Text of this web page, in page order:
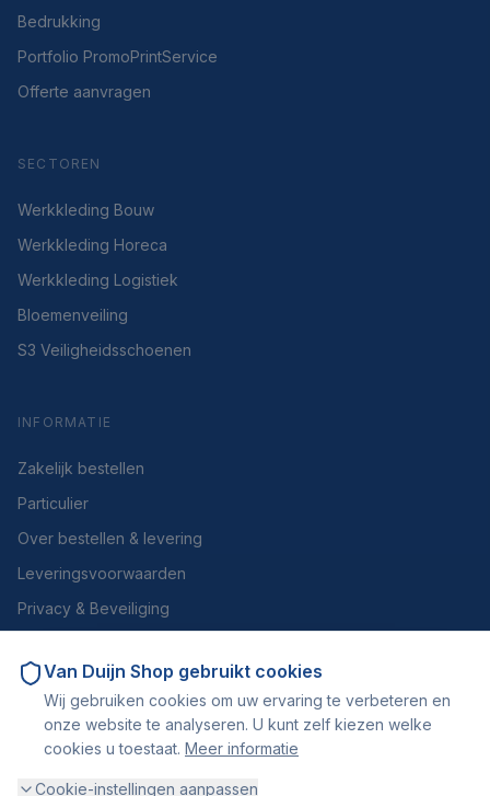
Bedrukking
Portfolio PromoPrintService
Offerte aanvragen
SECTOREN
Werkkleding Bouw
Werkkleding Horeca
Werkkleding Logistiek
Bloemenveiling
S3 Veiligheidsschoenen
INFORMATIE
Zakelijk bestellen
Particulier
Over bestellen & levering
Leveringsvoorwaarden
Privacy & Beveiliging
Over ons
Contact
Van Duijn Shop gebruikt cookies
Wij gebruiken cookies om uw ervaring te verbeteren en
onze website te analyseren. U kunt zelf kiezen welke
cookies u toestaat. Meer informatie
Cookie-instellingen aanpassen